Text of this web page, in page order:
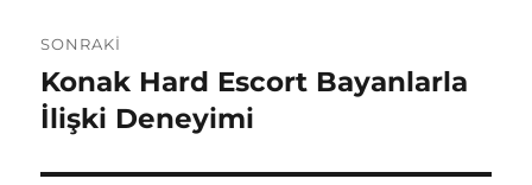
SONRAKI
Sonraki
yazı:
Konak Hard Escort Bayanlarla
İlişki Deneyimi